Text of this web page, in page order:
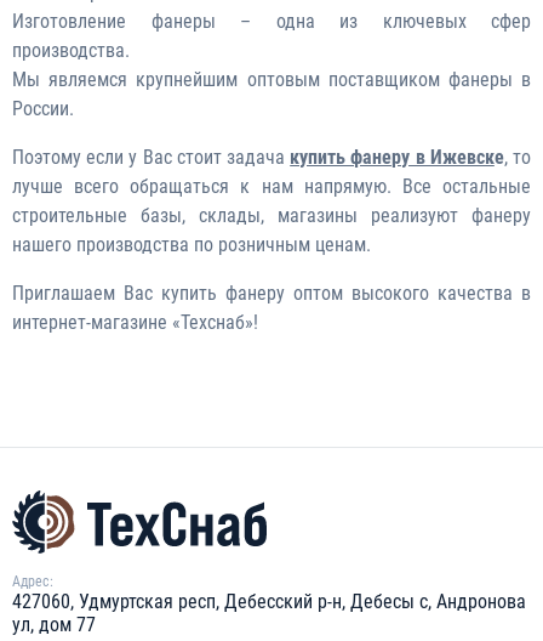
Изготовление фанеры – одна из ключевых сфер
производства.
Мы являемся крупнейшим оптовым поставщиком фанеры в
России.
Поэтому если у Вас стоит задача купить фанеру в Ижевске, то
лучше всего обращаться к нам напрямую. Все остальные
строительные базы, склады, магазины реализуют фанеру
нашего производства по розничным ценам.
Приглашаем Вас купить фанеру оптом высокого качества в
интернет-магазине «Техснаб»!
Адрес:
427060, Удмуртская респ, Дебесский р-н, Дебесы с, Андронова
ул, дом 77